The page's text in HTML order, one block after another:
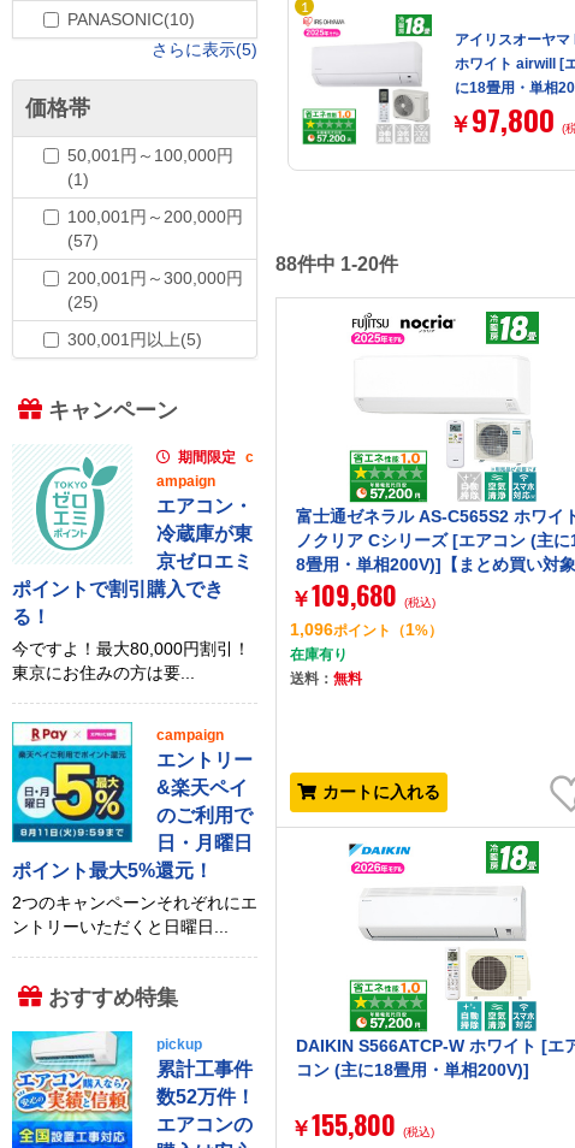
アイリスオーヤマ
ホワイト airwill [
に18畳用・単相
￥97,800 (
88件中 1-20件
富士通ゼネラル AS-C565S2 ホワイ
ノクリア Cシリーズ [エアコン (主に
8畳用・単相200V)]【まとめ買い対象
B】
￥109,680 (税込)
1,096ポイント （1%）
在庫有り
送料：無料
カートに入れる
お気に
DAIKIN S566ATCP-W ホワイト [エ
コン (主に18畳用・単相200V)]
￥155,800 (税込)
PANASONIC(10)
さらに表示(5)
価格帯
50,001円～100,000円
(1)
100,001円～200,000円
(57)
200,001円～300,000円
(25)
300,001円以上(5)
キャンペーン
期間限定 c
ampaign
エアコン・
冷蔵庫が東
京ゼロエミ
ポイントで割引購入でき
る！
今ですよ！最大80,000円割引！
東京にお住みの方は要...
campaign
エントリー
&楽天ペイ
のご利用で
日・月曜日
ポイント最大5%還元！
2つのキャンペーンそれぞれにエ
ントリーいただくと日曜日...
おすすめ特集
pickup
累計工事件
数52万件！
エアコンの